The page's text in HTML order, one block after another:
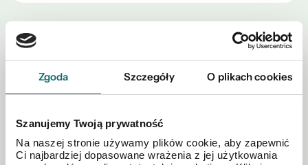
Zgoda Szczegóły O plikach cookies
Szanujemy Twoją prywatność
Na naszej stronie używamy plików cookie, aby zapewnić
Ci najbardziej dopasowane wrażenia z jej użytkowania
Zobacz również w okolicy